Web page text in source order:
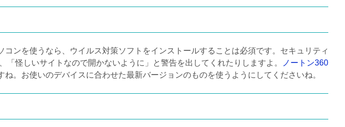
ンを使うなら、ウイルス対策ソフトをインストールすることは必須です。セキュリティ
怪しいサイトなので開かないように」と警告を出してくれたりしますよ。
ノートン360
。お使いのデバイスに合わせた最新バージョンのものを使うようにしてくださいね。